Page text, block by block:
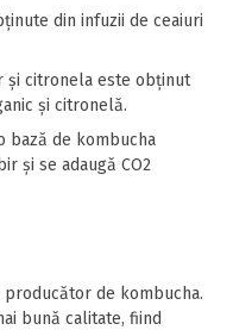
din infuzii de ceaiuri
și citronela este obținut
și citronelă.
bază de kombucha
și se adaugă CO2
de kombucha.
bună calitate, fiind